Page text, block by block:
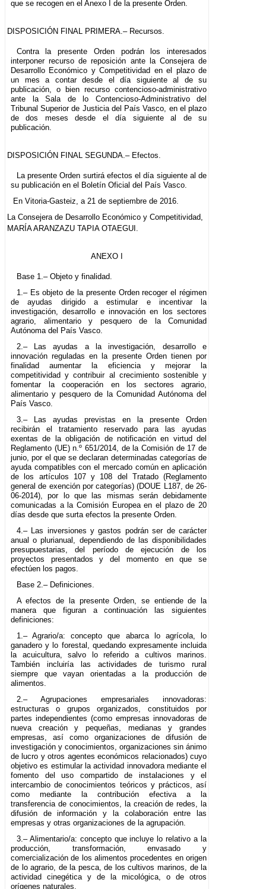
que se recogen en el Anexo I de la presente Orden.
DISPOSICIÓN FINAL PRIMERA.– Recursos.
Contra la presente Orden podrán los interesados
interponer recurso de reposición ante la Consejera de
Desarrollo Económico y Competitividad en el plazo de
un mes a contar desde el día siguiente al de su
publicación, o bien recurso contencioso-administrativo
ante la Sala de lo Contencioso-Administrativo del
Tribunal Superior de Justicia del País Vasco, en el plazo
de dos meses desde el día siguiente al de su
publicación.
DISPOSICIÓN FINAL SEGUNDA.– Efectos.
La presente Orden surtirá efectos el día siguiente al de
su publicación en el Boletín Oficial del País Vasco.
En Vitoria-Gasteiz, a 21 de septiembre de 2016.
La Consejera de Desarrollo Económico y Competitividad,
MARÍA ARANZAZU TAPIA OTAEGUI.
ANEXO I
Base 1.– Objeto y finalidad.
1.– Es objeto de la presente Orden recoger el régimen
de ayudas dirigido a estimular e incentivar la
investigación, desarrollo e innovación en los sectores
agrario, alimentario y pesquero de la Comunidad
Autónoma del País Vasco.
2.– Las ayudas a la investigación, desarrollo e
innovación reguladas en la presente Orden tienen por
finalidad aumentar la eficiencia y mejorar la
competitividad y contribuir al crecimiento sostenible y
fomentar la cooperación en los sectores agrario,
alimentario y pesquero de la Comunidad Autónoma del
País Vasco.
3.– Las ayudas previstas en la presente Orden
recibirán el tratamiento reservado para las ayudas
exentas de la obligación de notificación en virtud del
Reglamento (UE) n.º 651/2014, de la Comisión de 17 de
junio, por el que se declaran determinadas categorías de
ayuda compatibles con el mercado común en aplicación
de los artículos 107 y 108 del Tratado (Reglamento
general de exención por categorías) (DOUE L187, de 26-
06-2014), por lo que las mismas serán debidamente
comunicadas a la Comisión Europea en el plazo de 20
días desde que surta efectos la presente Orden.
4.– Las inversiones y gastos podrán ser de carácter
anual o plurianual, dependiendo de las disponibilidades
presupuestarias, del período de ejecución de los
proyectos presentados y del momento en que se
efectúen los pagos.
Base 2.– Definiciones.
A efectos de la presente Orden, se entiende de la
manera que figuran a continuación las siguientes
definiciones:
1.– Agrario/a: concepto que abarca lo agrícola, lo
ganadero y lo forestal, quedando expresamente incluida
la acuicultura, salvo lo referido a cultivos marinos.
También incluiría las actividades de turismo rural
siempre que vayan orientadas a la producción de
alimentos.
2.– Agrupaciones empresariales innovadoras:
estructuras o grupos organizados, constituidos por
partes independientes (como empresas innovadoras de
nueva creación y pequeñas, medianas y grandes
empresas, así como organizaciones de difusión de
investigación y conocimientos, organizaciones sin ánimo
de lucro y otros agentes económicos relacionados) cuyo
objetivo es estimular la actividad innovadora mediante el
fomento del uso compartido de instalaciones y el
intercambio de conocimientos teóricos y prácticos, así
como mediante la contribución efectiva a la
transferencia de conocimientos, la creación de redes, la
difusión de información y la colaboración entre las
empresas y otras organizaciones de la agrupación.
3.– Alimentario/a: concepto que incluye lo relativo a la
producción, transformación, envasado y
comercialización de los alimentos procedentes en origen
de lo agrario, de la pesca, de los cultivos marinos, de la
actividad cinegética y de la micológica, o de otros
orígenes naturales.